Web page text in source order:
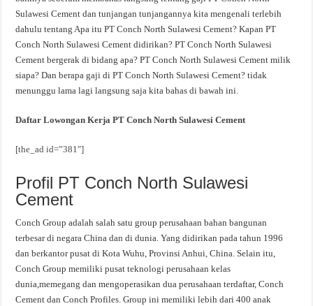
Sulawesi Cement dan tunjangan tunjangannya kita mengenali terlebih
dahulu tentang Apa itu PT Conch North Sulawesi Cement? Kapan PT
Conch North Sulawesi Cement didirikan? PT Conch North Sulawesi
Cement bergerak di bidang apa? PT Conch North Sulawesi Cement milik
siapa? Dan berapa gaji di PT Conch North Sulawesi Cement? tidak
menunggu lama lagi langsung saja kita bahas di bawah ini.
Daftar Lowongan Kerja PT Conch North Sulawesi Cement
[the_ad id=”381″]
Profil PT Conch North Sulawesi
Cement
Conch Group adalah salah satu group perusahaan bahan bangunan
terbesar di negara China dan di dunia. Yang didirikan pada tahun 1996
dan berkantor pusat di Kota Wuhu, Provinsi Anhui, China. Selain itu,
Conch Group memiliki pusat teknologi perusahaan kelas
dunia,memegang dan mengoperasikan dua perusahaan terdaftar, Conch
Cement dan Conch Profiles. Group ini memiliki lebih dari 400 anak